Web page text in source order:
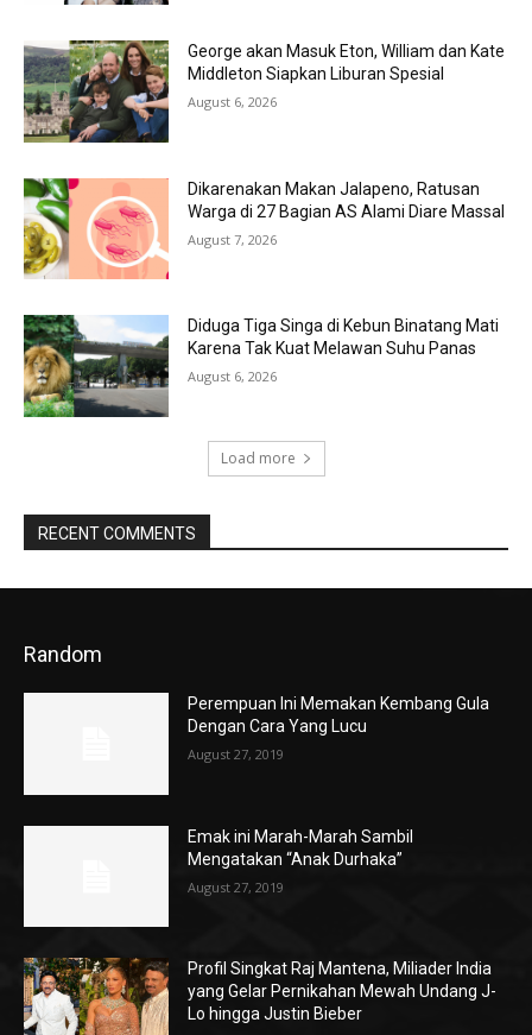
George akan Masuk Eton, William dan Kate
Middleton Siapkan Liburan Spesial
August 6, 2026
Dikarenakan Makan Jalapeno, Ratusan
Warga di 27 Bagian AS Alami Diare Massal
August 7, 2026
Diduga Tiga Singa di Kebun Binatang Mati
Karena Tak Kuat Melawan Suhu Panas
August 6, 2026
Load more
RECENT COMMENTS
Random
Perempuan Ini Memakan Kembang Gula
Dengan Cara Yang Lucu
August 27, 2019
Emak ini Marah-Marah Sambil
Mengatakan “Anak Durhaka”
August 27, 2019
Profil Singkat Raj Mantena, Miliader India
yang Gelar Pernikahan Mewah Undang J-
Lo hingga Justin Bieber